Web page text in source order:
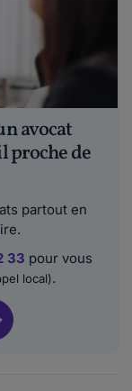
avocat
proche de
partout en
33 pour vous
local).